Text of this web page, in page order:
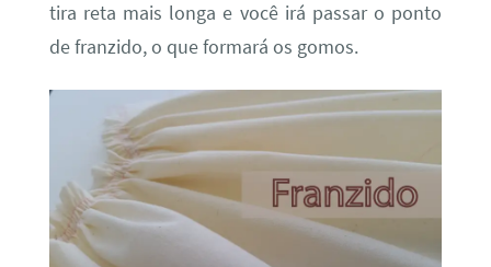
tira reta mais longa e você irá passar o ponto
de franzido, o que formará os gomos.